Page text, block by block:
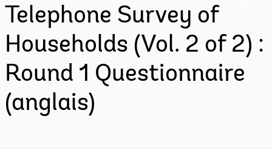
Telephone Survey of
Households (Vol. 2 of 2) :
Round 1 Questionnaire
(anglais)